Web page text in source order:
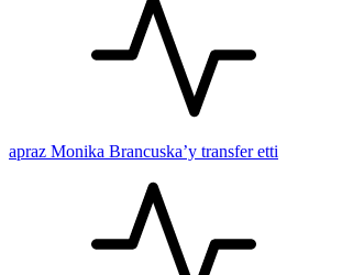
apraz Monika Brancuska’y transfer etti